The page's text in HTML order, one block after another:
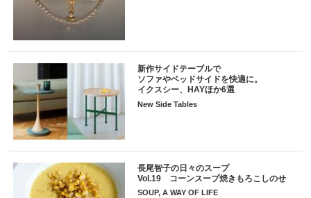
新作サイドテーブルで
ソファやベッドサイドを快適に。
イクスシー、HAYほか6選
New Side Tables
長尾智子の日々のスープ
Vol.19 コーンスープ焼きもろこしのせ
SOUP, A WAY OF LIFE